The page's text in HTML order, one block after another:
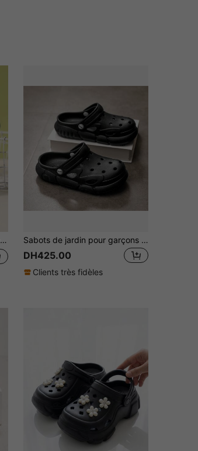
Sabots de jardin pour garçons et filles, sandales pour enfants à enfiler, chaussures de plage respirantes perforées pour les activités occasionnelles en plein air d'été
DH425.00
Clients très fidèles